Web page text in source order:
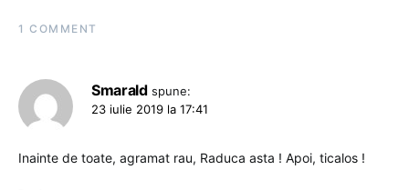
1 COMMENT
Smarald spune:
23 iulie 2019 la 17:41
Inainte de toate, agramat rau, Raduca asta ! Apoi, ticalos !